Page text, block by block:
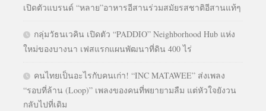
เปิดตัวแบรนด์ “หลาย”อาหารอีสานร่วมสมัยรสชาติอีสานแท้ๆ
กลุ่มวัธนเวคิน เปิดตัว “PADDIO” Neighborhood Hub แห่ง
ใหม่ของบางนา เฟสแรกแผนพัฒนาที่ดิน 400 ไร่
คนไทยเป็นอะไรกับคนเก่า! “INC MATAWEE” ส่งเพลง
“รอบที่ล้าน (Loop)” เพลงของคนที่พยายามลืม แต่หัวใจยังวน
กลับไปที่เดิม